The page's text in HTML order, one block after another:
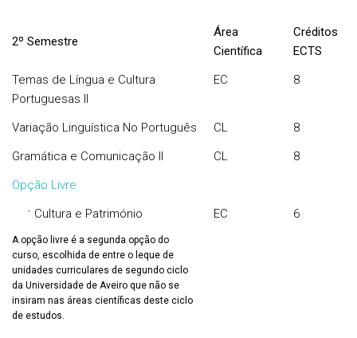
2º Semestre
Área
Científica
Créditos
ECTS
Temas de Língua e Cultura
Portuguesas II
EC 8
Variação Linguística No Português CL
8
Gramática e Comunicação II
CL
8
Opção Livre
· Cultura e Património EC 6
A opção livre é a segunda opção do
curso, escolhida de entre o leque de
unidades curriculares de segundo ciclo
da Universidade de Aveiro que não se
insiram nas áreas científicas deste ciclo
de estudos.